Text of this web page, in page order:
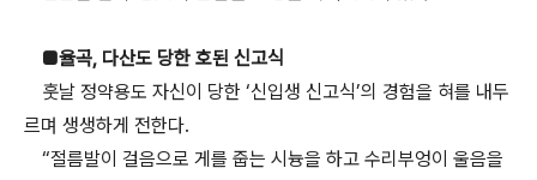
■율곡, 다산도 당한 호된 신고식
훗날 정약용도 자신이 당한 ‘신입생 신고식’의 경험을 혀를 내두
르며 생생하게 전한다.
“절름발이 걸음으로 게를 줍는 시늉을 하고 수리부엉이 울음을